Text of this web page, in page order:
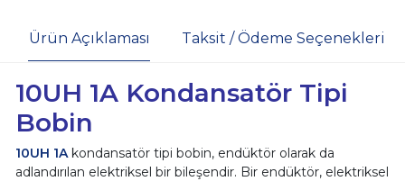
Ürün Açıklaması Taksit / Ödeme Seçenekleri
10UH 1A Kondansatör Tipi
Bobin
10UH 1Akondansatör tipi bobin, endüktör olarak da
adlandırılan elektriksel bir bileşendir. Bir endüktör, elektriksel